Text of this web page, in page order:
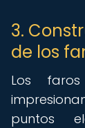
3.
de los
Los faros
puntos